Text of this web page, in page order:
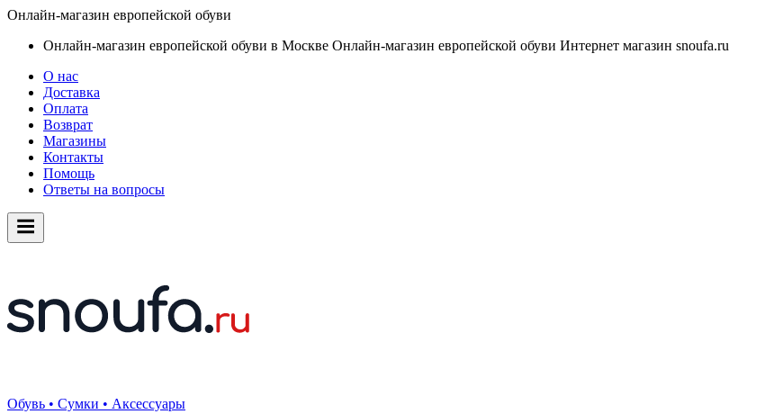
Онлайн-магазин европейской обуви
Онлайн-магазин европейской обуви в Москве Онлайн-магазин европейской обуви Интернет магазин snoufa.ru
О нас
Доставка
Оплата
Возврат
Магазины
Контакты
Помощь
Ответы на вопросы
Обувь • Сумки • Аксессуары